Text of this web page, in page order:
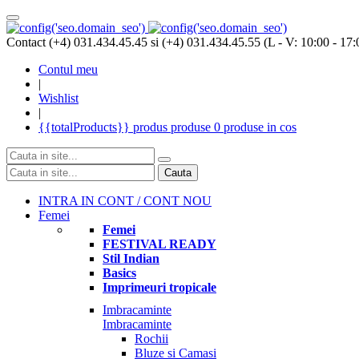
Contact (+4) 031.434.45.45 si (+4) 031.434.45.55 (L - V: 10:00 -
Contul meu
|
Wishlist
|
{{totalProducts}} produs produse 0 produse in cos
Cauta
INTRA IN CONT / CONT NOU
Femei
Femei
FESTIVAL READY
Stil Indian
Basics
Imprimeuri tropicale
Imbracaminte
Imbracaminte
Rochii
Bluze si Camasi